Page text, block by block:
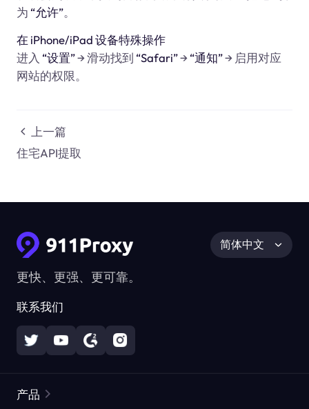
为 “允许”。
在 iPhone/iPad 设备特殊操作
进入 “设置”→ 滑动找到 “Safari”→“通知”→ 启用对应
网站的权限。
上一篇
住宅API提取
更快、更强、更可靠。
联系我们
简体中文
产品